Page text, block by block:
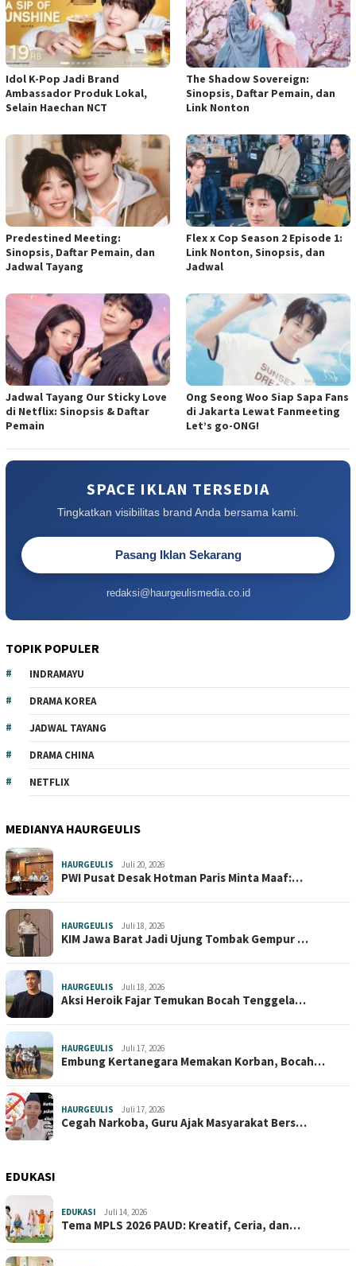
Idol K-Pop Jadi Brand
Ambassador Produk Lokal,
Selain Haechan NCT
The Shadow Sovereign:
Sinopsis, Daftar Pemain, dan
Link Nonton
Predestined Meeting:
Sinopsis, Daftar Pemain, dan
Jadwal Tayang
Flex x Cop Season 2 Episode 1:
Link Nonton, Sinopsis, dan
Jadwal
Jadwal Tayang Our Sticky Love
di Netflix: Sinopsis & Daftar
Pemain
Ong Seong Woo Siap Sapa Fans
di Jakarta Lewat Fanmeeting
Let’s go-ONG!
SPACE IKLAN TERSEDIA
Tingkatkan visibilitas brand Anda bersama kami.
Pasang Iklan Sekarang
redaksi@haurgeulismedia.co.id
TOPIK POPULER
INDRAMAYU
DRAMA KOREA
JADWAL TAYANG
DRAMA CHINA
NETFLIX
MEDIANYA HAURGEULIS
HAURGEULIS Juli 20, 2026
PWI Pusat Desak Hotman Paris Minta Maaf:…
HAURGEULIS Juli 18, 2026
KIM Jawa Barat Jadi Ujung Tombak Gempur …
HAURGEULIS Juli 18, 2026
Aksi Heroik Fajar Temukan Bocah Tenggela…
HAURGEULIS Juli 17, 2026
Embung Kertanegara Memakan Korban, Bocah…
HAURGEULIS Juli 17, 2026
Cegah Narkoba, Guru Ajak Masyarakat Bers…
EDUKASI
EDUKASI Juli 14, 2026
Tema MPLS 2026 PAUD: Kreatif, Ceria, dan…